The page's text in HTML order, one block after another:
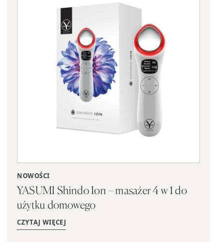
NOWOŚCI
YASUMI Shindo Ion – masażer 4 w 1 do
użytku domowego
CZYTAJ WIĘCEJ